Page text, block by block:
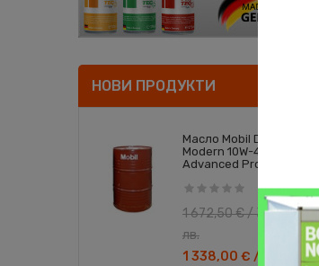
НОВИ ПРОДУКТИ
Масло Mobil Delvac
Modern 10W-40
Advanced Protecti..
1 338,00 € /
1 672,50 € / 3271.13
лв.